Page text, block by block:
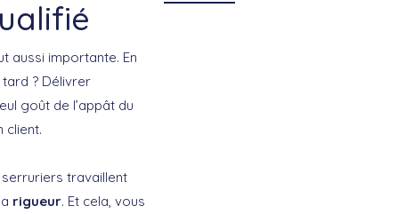
aussi importante. En
? Délivrer
goût de l’appât du
client.
serruriers travaillent
rigueur. Et cela, vous